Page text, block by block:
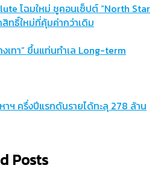
โฉมใหม่ ชูคอนเซ็ปต์ “North Star
ทธิ์ใหม่ที่คุ้มค่ากว่าเดิม
เทา” ขึ้นแท่นทำเล Long-term
ฯ ครึ่งปีแรกดันรายได้ทะลุ 278 ล้าน
Posts